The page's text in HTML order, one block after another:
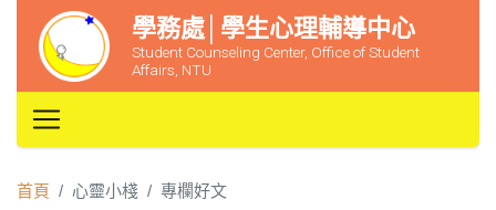
學務處│學生心理輔導中心
Student Counseling Center, Office of Student
Affairs, NTU
首頁 心靈小棧 專欄好文